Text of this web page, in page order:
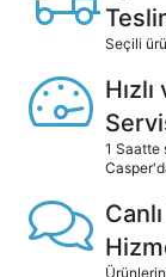
Seçili
1 Saatte